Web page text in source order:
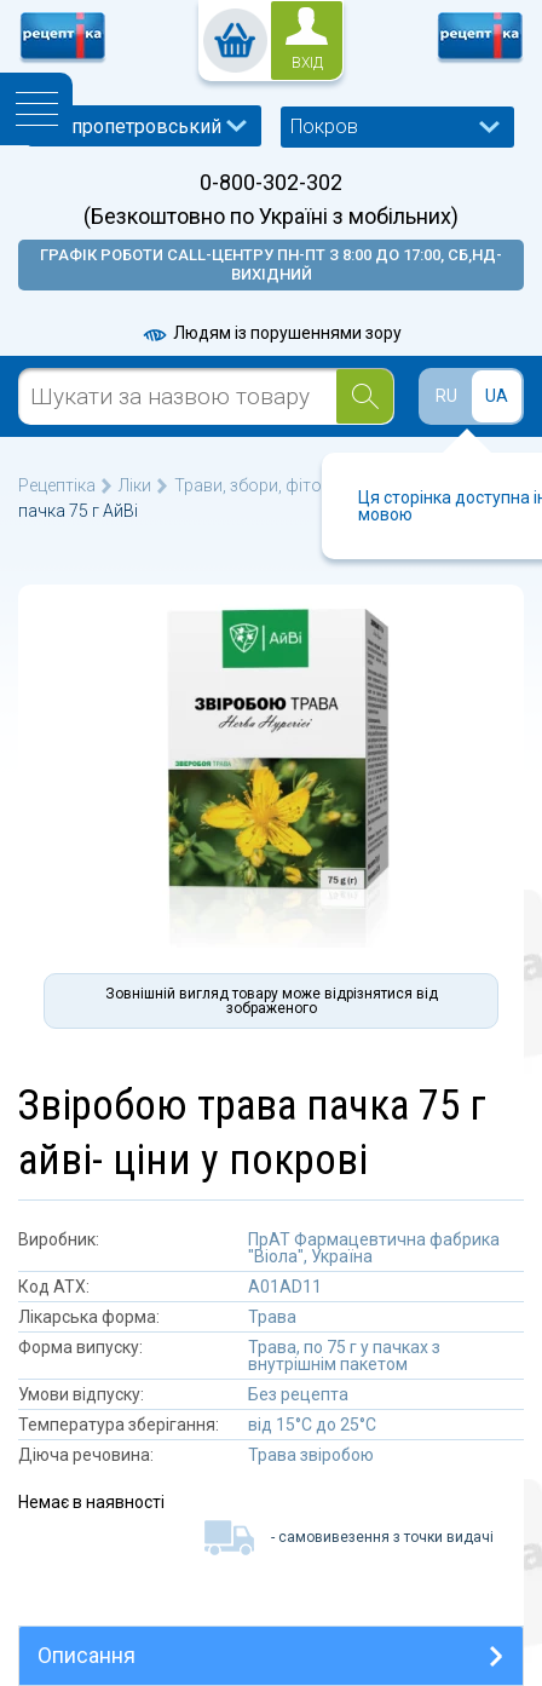
ВХІД
Покров
0-800-302-302
(Безкоштовно по Україні з мобільних)
ГРАФІК РОБОТИ CALL-ЦЕНТРУ ПН-ПТ З 8:00 ДО 17:00, СБ,НД-
ВИХІДНИЙ
Людям із порушеннями зору
RU UA
Ця сторінка доступна
мовою
Рецептіка Ліки Трави, збори, фіточаї
пачка 75 г АйВі
Зовнішній вигляд товару може відрізнятися від
зображеного
звіробою трава пачка 75 г
айві- ціни у покрові
Виробник:
ПрАТ Фармацевтична фабрика
"Віола", Україна
Код АТХ:
A01AD11
Лікарська форма:
Трава
Форма випуску:
Трава, по 75 г у пачках з
внутрішнім пакетом
Умови відпуску:
Без рецепта
Температура зберігання:
від 15°C до 25°C
Діюча речовина:
Трава звіробою
Немає в наявності
- самовивезення з точки видачі
Описання